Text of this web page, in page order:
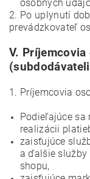
osobných
2. Po uplynutí
prevádzkovateľ
V.
1. Príjemcovia
Podieľajúce
realizácii
zaisťujúce
a ďalšie
shopu,